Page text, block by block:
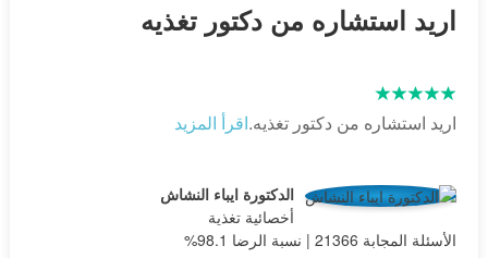
اريد استشاره من دكتور تغذيه
اريد استشاره من دكتور تغذيه.اقرأ المزيد
الدكتورة ايباء النشاش
أخصائية تغذية
الأسئلة المجابة 21366 | نسبة الرضا 98.1%